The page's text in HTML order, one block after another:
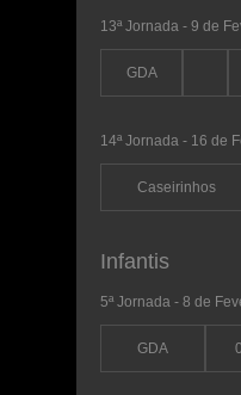
13ª Jornada - 9 de
GDA
14ª Jornada - 16 de
Caseirinhos
Infantis
5ª Jornada - 8 de
GDA 0